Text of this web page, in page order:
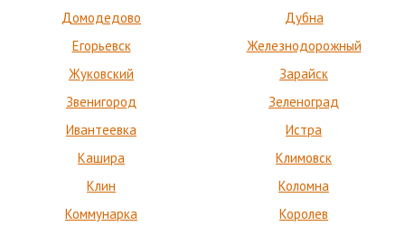
Домодедово
Дубна
Егорьевск
Железнодорожный
Жуковский
Зарайск
Звенигород
Зеленоград
Ивантеевка
Истра
Кашира
Климовск
Клин
Коломна
Коммунарка
Королев